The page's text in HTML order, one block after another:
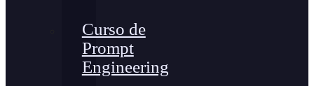
Curso de
Prompt
Engineering